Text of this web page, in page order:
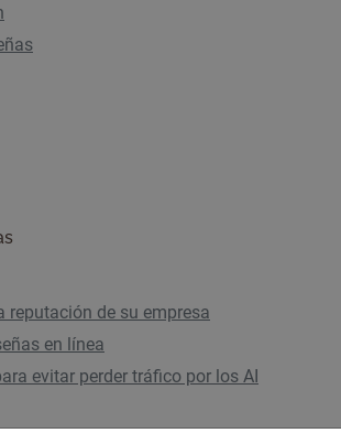
reputación de su empresa
en línea
evitar perder tráfico por los AI